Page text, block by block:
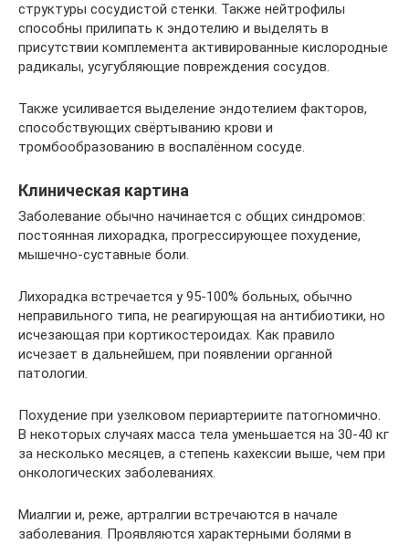
структуры сосудистой стенки. Также нейтрофилы
способны прилипать к эндотелию и выделять в
присутствии комплемента активированные кислородные
радикалы, усугубляющие повреждения сосудов.
Также усиливается выделение эндотелием факторов,
способствующих свёртыванию крови и
тромбообразованию в воспалённом сосуде.
Клиническая картина
Заболевание обычно начинается с общих синдромов:
постоянная лихорадка, прогрессирующее похудение,
мышечно-суставные боли.
Лихорадка встречается у 95-100% больных, обычно
неправильного типа, не реагирующая на антибиотики, но
исчезающая при кортикостероидах. Как правило
исчезает в дальнейшем, при появлении органной
патологии.
Похудение при узелковом периартериите патогномично.
В некоторых случаях масса тела уменьшается на 30-40 кг
за несколько месяцев, а степень кахексии выше, чем при
онкологических заболеваниях.
Миалгии и, реже, артралгии встречаются в начале
заболевания. Проявляются характерными болями в